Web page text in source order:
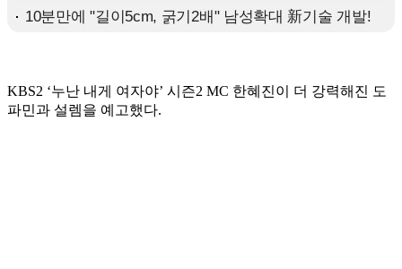
KBS2 ‘누난 내게 여자야’ 시즌2 MC 한혜진이 더 강력해진 도
파민과 설렘을 예고했다.